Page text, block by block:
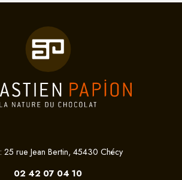
: 25 rue Jean Bertin, 45430 Chécy
02 42 07 04 10